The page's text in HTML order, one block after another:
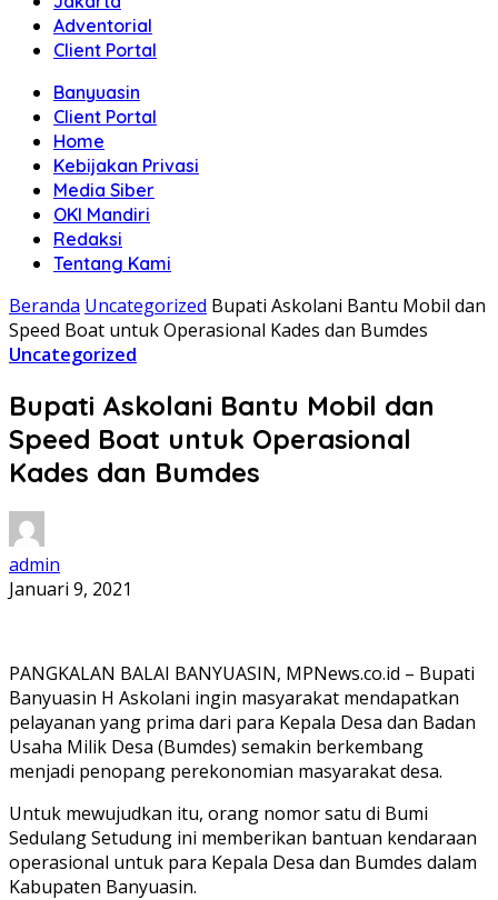
Adventorial
Client Portal
Banyuasin
Client Portal
Home
Kebijakan Privasi
Media Siber
OKI Mandiri
Redaksi
Tentang Kami
Beranda Uncategorized Bupati Askolani Bantu Mobil dan
Speed Boat untuk Operasional Kades dan Bumdes
Uncategorized
Bupati Askolani Bantu Mobil dan
Speed Boat untuk Operasional
Kades dan Bumdes
admin
Januari 9, 2021
PANGKALAN BALAI BANYUASIN, MPNews.co.id – Bupati
Banyuasin H Askolani ingin masyarakat mendapatkan
pelayanan yang prima dari para Kepala Desa dan Badan
Usaha Milik Desa (Bumdes) semakin berkembang
menjadi penopang perekonomian masyarakat desa.
Untuk mewujudkan itu, orang nomor satu di Bumi
Sedulang Setudung ini memberikan bantuan kendaraan
operasional untuk para Kepala Desa dan Bumdes dalam
Kabupaten Banyuasin.